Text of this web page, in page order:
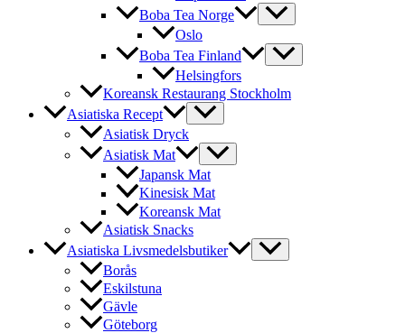
Boba Tea Norge
Oslo
Boba Tea Finland
Helsingfors
Koreansk Restaurang Stockholm
Asiatiska Recept
Asiatisk Dryck
Asiatisk Mat
Japansk Mat
Kinesisk Mat
Koreansk Mat
Asiatisk Snacks
Asiatiska Livsmedelsbutiker
Borås
Eskilstuna
Gävle
Göteborg